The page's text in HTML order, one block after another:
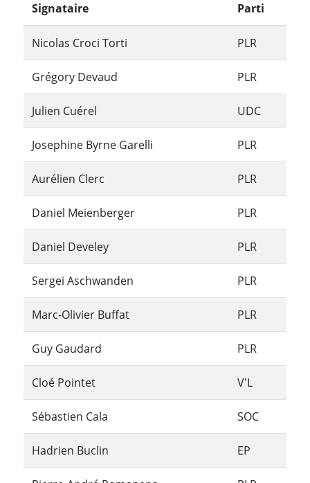
Signataire Parti
Nicolas Croci Torti PLR
Grégory Devaud PLR
Julien Cuérel UDC
Josephine Byrne Garelli PLR
Aurélien Clerc PLR
Daniel Meienberger PLR
Daniel Develey PLR
Sergei Aschwanden PLR
Marc-Olivier Buffat PLR
Guy Gaudard PLR
Cloé Pointet V'L
Sébastien Cala SOC
Hadrien Buclin EP